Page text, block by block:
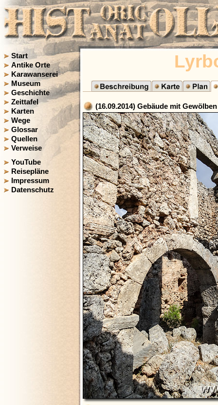
Start
Antike Orte
Karawanserei
Museum
Geschichte
Zeittafel
Karten
Wege
Glossar
Quellen
Verweise
YouTube
Reisepläne
Impressum
Datenschutz
(16.09.2014) Gebäude mit